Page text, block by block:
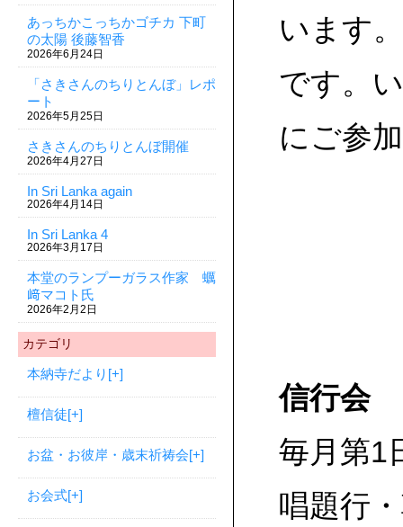
あっちかこっちかゴチカ 下町
の太陽 後藤智香
2026年6月24日
「さきさんのちりとんぼ」レポ
ート
2026年5月25日
さきさんのちりとんぼ開催
2026年4月27日
In Sri Lanka again
2026年4月14日
In Sri Lanka 4
2026年3月17日
本堂のランプーガラス作家 蠣
﨑マコト氏
2026年2月2日
カテゴリ
本納寺だより [+]
檀信徒[+]
お盆・お彼岸・歳末祈祷会[+]
お会式[+]
います
です。
にご参
信行会
毎月第1
唱題行